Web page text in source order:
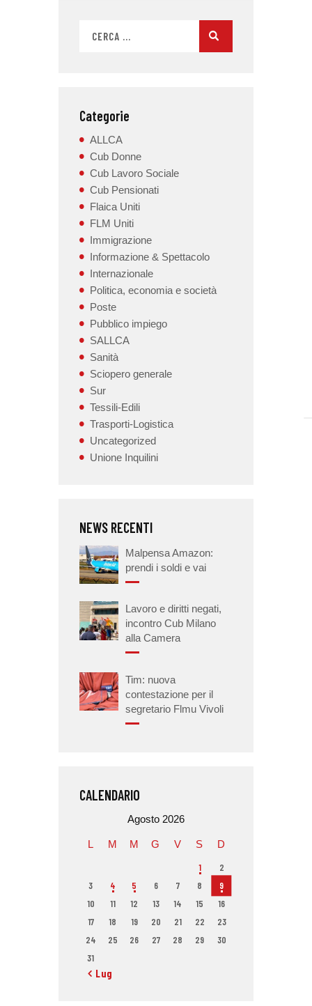
Categorie
ALLCA
Cub Donne
Cub Lavoro Sociale
Cub Pensionati
Flaica Uniti
FLM Uniti
Immigrazione
Informazione & Spettacolo
Internazionale
Politica, economia e società
Poste
Pubblico impiego
SALLCA
Sanità
Sciopero generale
Sur
Tessili-Edili
Trasporti-Logistica
Uncategorized
Unione Inquilini
NEWS RECENTI
Malpensa Amazon:
prendi i soldi e vai
Lavoro e diritti negati,
incontro Cub Milano
alla Camera
Tim: nuova
contestazione per il
segretario Flmu Vivoli
CALENDARIO
Agosto 2026
L M M G V S D
1
2
3
4 5 6 7 8
9
10
11 12 13 14 15
16
17
18 19 20 21 22
23
24
25 26 27 28 29
30
31
« Lug